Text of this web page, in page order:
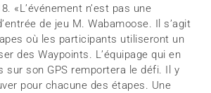
«L’événement n’est pas une
de jeu M. Wabamoose. Il s’agit
où les participants utiliseront un
des Waypoints. L’équipage qui en
sur son GPS remportera le défi. Il y
pour chacune des étapes. Une